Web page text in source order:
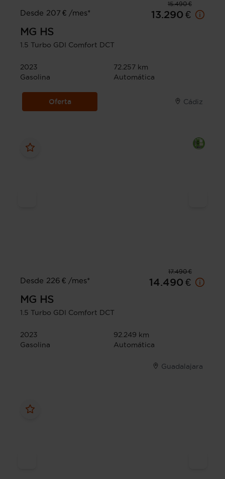
15.490 €
Desde 207 € /mes*
13.290 €
MG HS
1.5 Turbo GDI Comfort DCT
2023
72.257 km
Gasolina
Automática
Oferta Cádiz
17.490 €
Desde 226 € /mes*
14.490 €
MG HS
1.5 Turbo GDI Comfort DCT
2023
92.249 km
Gasolina
Automática
Guadalajara